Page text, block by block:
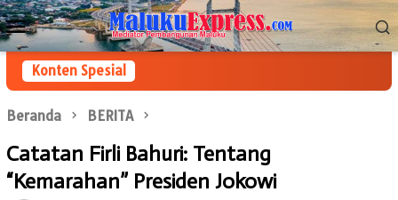
Loncat
ke
konten
Menu
Mobile
Konten Spesial
Beranda BERITA
Catatan Firli Bahuri: Tentang
“Kemarahan” Presiden Jokowi